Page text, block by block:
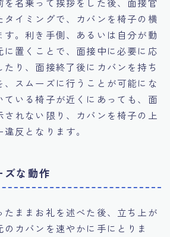
タイミングで、カバンを椅子の横
す。利き手側、あるいは自分が動
置くことで、面接中に必要に応
たり、面接終了後にカバンを持ち
、スムーズに行うことが可能にな
ている椅子が近くにあっても、面
されない限り、カバンを椅子の上
反となります。
な動作
たままお礼を述べた後、立ち上が
のカバンを速やかに手にとりま